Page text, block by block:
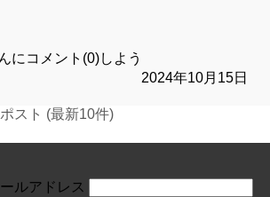
画像数:0 test
にコメント(0)しよう
2024年10月15日
スト (最新10件)
ルアドレス